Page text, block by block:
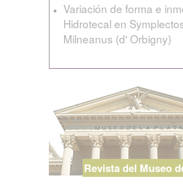
Variación de forma e
Hidrotecal en
Milneanus (d' Orbigny)
Revista del Museo